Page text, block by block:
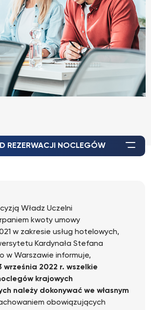
REZERWACJI NOCLEGÓW
Władz Uczelni
kwoty umowy
w zakresie usług hotelowych,
Kardynała Stefana
w Warszawie informuje,
września 2022 r. wszelkie
krajowych
należy dokonywać we własnym
obowiązujących